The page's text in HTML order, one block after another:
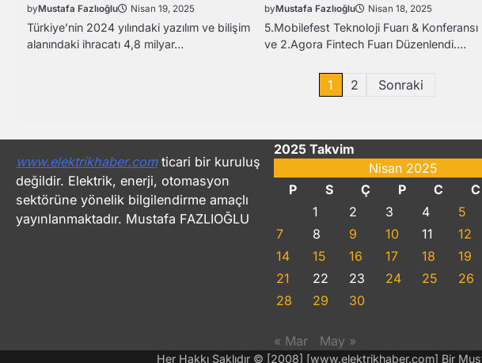
byMustafa Fazlıoğlu Nisan 19, 2025
Türkiye’nin 2024 yılındaki yazılım ve bilişim
alanındaki ihracatı 4,8 milyar…
byMustafa Fazlıoğlu Nisan 18, 2025
5.Mobilefest Teknoloji Fuarı & Konferansı
ve 2.Agora Fintech Fuarı Düzenlendi.…
1 2 Sonraki
www.elektrikhaber.comticari bir kuruluş
değildir. Elektrik, enerji, otomasyon
sektörüne yönelik bilgilendirme amaçlı
yayınlanmaktadır. Mustafa FAZLIOĞLU
2025 Takvim
Nisan 2025
P
S Ç P C C
1
2 3 4 5
7
8 9 10 11 12
14
15 16 17 18 19
21
22 23 24 25 26
28
29 30
« Mar May »
Her Hakkı Saklıdır © [2008] [www.elektrikhaber.com] Bir